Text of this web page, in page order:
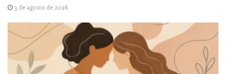
3 de agosto de 2026